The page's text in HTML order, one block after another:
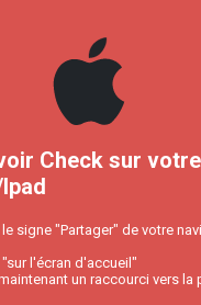
Check sur votre
signe "Partager" de votre
l'écran d'accueil"
un raccourci vers la